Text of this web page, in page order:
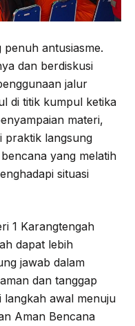
antusiasme.
dan berdiskusi
jalur
di titik kumpul ketika
materi,
praktik langsung
yang melatih
situasi
1 Karangtengah
dapat lebih
jawab dalam
dan tanggap
langkah awal menuju
Aman Bencana